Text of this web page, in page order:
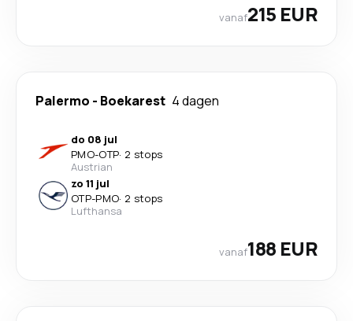
vanaf215 EUR
Palermo - Boekarest 4 dagen
do 08 jul
PMO-OTP· 2 stops
Austrian
zo 11 jul
OTP-PMO· 2 stops
Lufthansa
vanaf188 EUR